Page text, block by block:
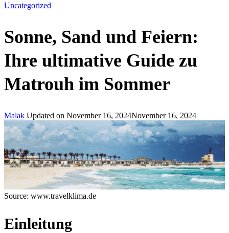
Uncategorized
Sonne, Sand und Feiern:
Ihre ultimative Guide zu
Matrouh im Sommer
Malak Updated on November 16, 2024November 16, 2024
Source: www.travelklima.de
Einleitung